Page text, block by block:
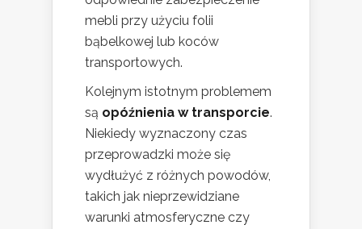
mebli przy użyciu folii
bąbelkowej lub koców
transportowych.
Kolejnym istotnym problemem
są opóźnienia w transporcie.
Niekiedy wyznaczony czas
przeprowadzki może się
wydłużyć z różnych powodów,
takich jak nieprzewidziane
warunki atmosferyczne czy